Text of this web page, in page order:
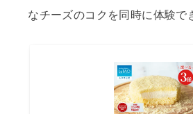
なチーズのコクを同時に体験で